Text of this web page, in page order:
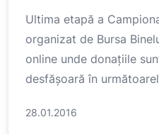
Ultima etapă a
organizat de Bursa
online unde donațiile
desfășoară în
28.01.2016